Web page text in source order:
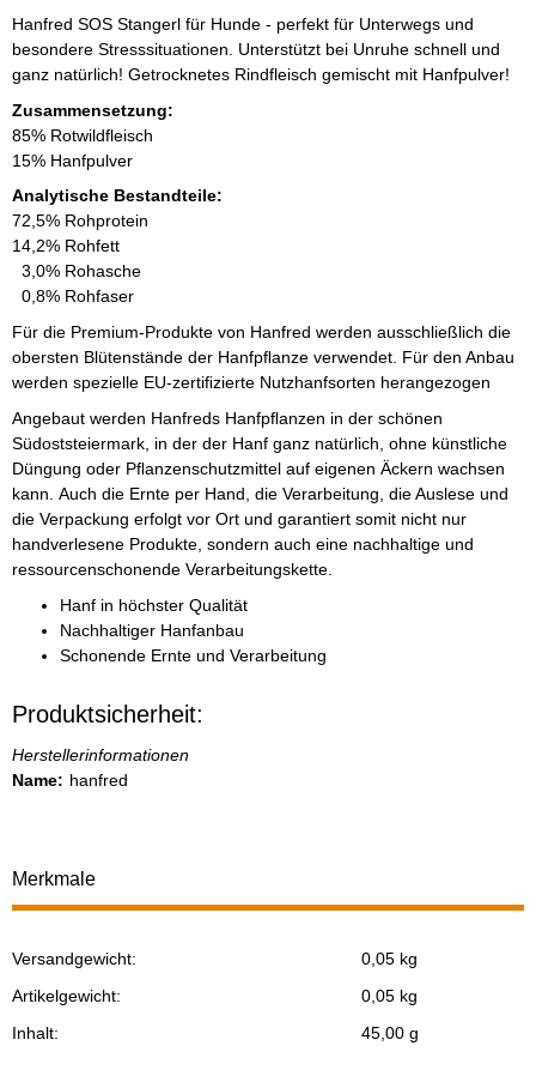
Hanfred SOS Stangerl für Hunde - perfekt für Unterwegs und
besondere Stresssituationen. Unterstützt bei Unruhe schnell und
ganz natürlich! Getrocknetes Rindfleisch gemischt mit Hanfpulver!
Zusammensetzung:
85% Rotwildfleisch
15% Hanfpulver
Analytische Bestandteile:
72,5% Rohprotein
14,2% Rohfett
3,0% Rohasche
0,8% Rohfaser
Für die Premium-Produkte von Hanfred werden ausschließlich die
obersten Blütenstände der Hanfpﬂanze verwendet. Für den Anbau
werden spezielle EU-zertiﬁzierte Nutzhanfsorten herangezogen
Angebaut werden Hanfreds Hanfpﬂanzen in der schönen
Südoststeiermark, in der der Hanf ganz natürlich, ohne künstliche
Düngung oder Pﬂanzenschutzmittel auf eigenen Äckern wachsen
kann. Auch die Ernte per Hand, die Verarbeitung, die Auslese und
die Verpackung erfolgt vor Ort und garantiert somit nicht nur
handverlesene Produkte, sondern auch eine nachhaltige und
ressourcenschonende Verarbeitungskette.
Hanf in höchster Qualität
Nachhaltiger Hanfanbau
Schonende Ernte und Verarbeitung
Produktsicherheit:
Herstellerinformationen
Name: hanfred
Merkmale
Produkteigenschaft
Wert
Versandgewicht:
0,05 kg
Artikelgewicht:
0,05 kg
Inhalt:
45,00 g